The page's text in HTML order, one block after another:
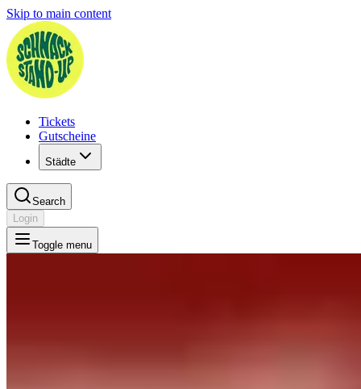
Skip to main content
Tickets
Gutscheine
Städte
Search
Login
Toggle menu